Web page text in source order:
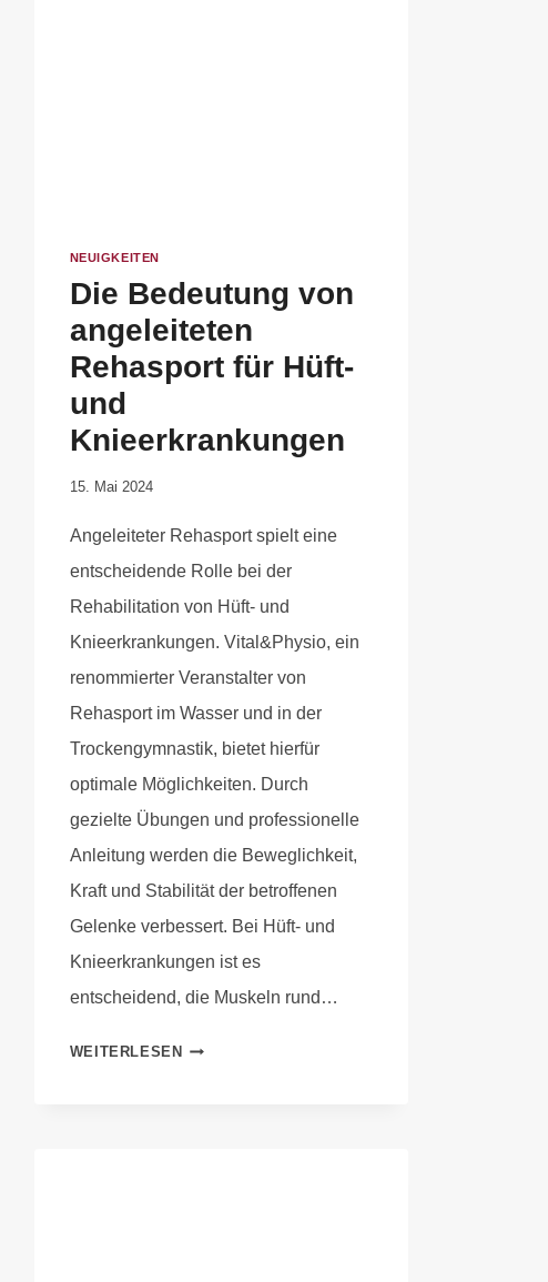
NEUIGKEITEN
Die Bedeutung von
angeleiteten
Rehasport für Hüft-
und
Knieerkrankungen
Von
Krause
15. Mai 2024
Angeleiteter Rehasport spielt eine
entscheidende Rolle bei der
Rehabilitation von Hüft- und
Knieerkrankungen. Vital&Physio, ein
renommierter Veranstalter von
Rehasport im Wasser und in der
Trockengymnastik, bietet hierfür
optimale Möglichkeiten. Durch
gezielte Übungen und professionelle
Anleitung werden die Beweglichkeit,
Kraft und Stabilität der betroffenen
Gelenke verbessert. Bei Hüft- und
Knieerkrankungen ist es
entscheidend, die Muskeln rund…
WEITERLESEN